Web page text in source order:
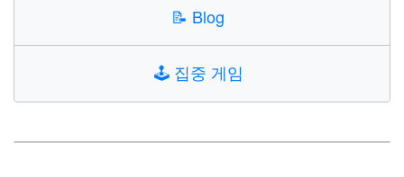
📝 Blog
🕹️ 집중 게임